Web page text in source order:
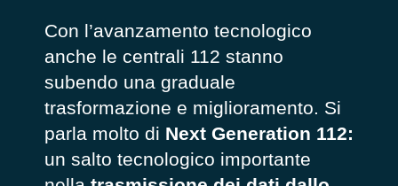
Con l’avanzamento tecnologico
anche le centrali 112 stanno
subendo una graduale
trasformazione e miglioramento. Si
parla molto di Next Generation 112:
un salto tecnologico importante